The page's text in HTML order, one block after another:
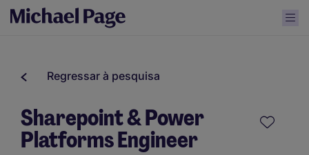
Regressar à pesquisa
Sharepoint & Power
Platforms Engineer